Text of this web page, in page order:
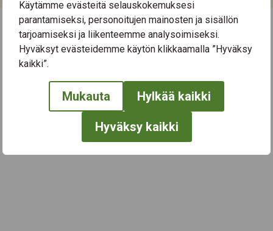
Käytämme evästeitä selauskokemuksesi
parantamiseksi, personoitujen mainosten ja sisällön
tarjoamiseksi ja liikenteemme analysoimiseksi.
Hyväksyt evästeidemme käytön klikkaamalla ”Hyväksy
kaikki”.
Mukauta Hylkää kaikki
Hyväksy kaikki
← Näytä kaikki tapahtumat